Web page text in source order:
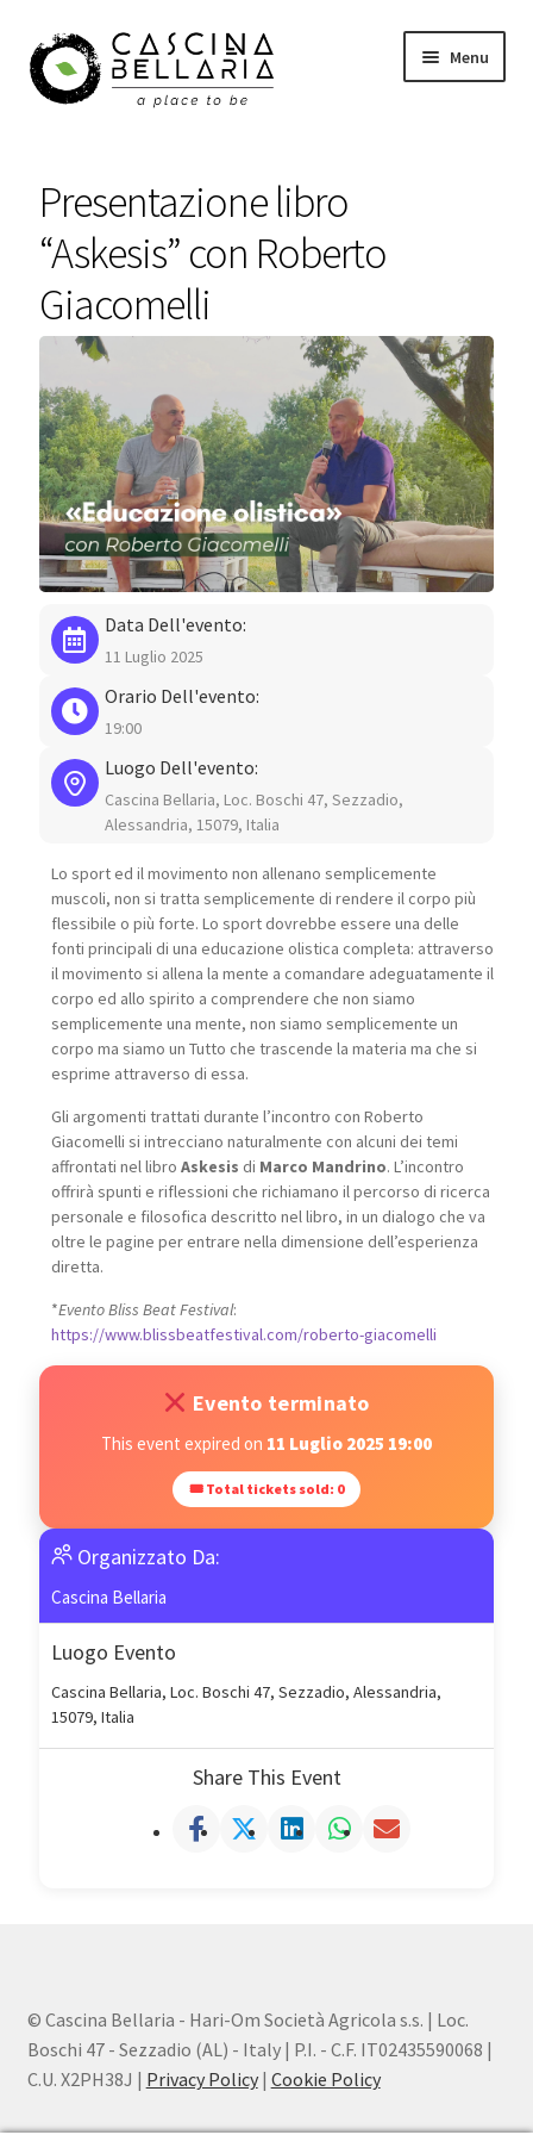
Vai
alla
navigazione
Vai
al
contenuto
Menu
Eventi
Corsi
Carrello
Il mio account
Presentazione libro
“Askesis” con Roberto
Giacomelli
Data Dell'evento:
11 Luglio 2025
Orario Dell'evento:
19:00
Luogo Dell'evento:
Cascina Bellaria, Loc. Boschi 47, Sezzadio,
Alessandria, 15079, Italia
Lo sport ed il movimento non allenano semplicemente
muscoli, non si tratta semplicemente di rendere il corpo più
flessibile o più forte. Lo sport dovrebbe essere una delle
fonti principali di una educazione olistica completa: attraverso
il movimento si allena la mente a comandare adeguatamente il
corpo ed allo spirito a comprendere che non siamo
semplicemente una mente, non siamo semplicemente un
corpo ma siamo un Tutto che trascende la materia ma che si
esprime attraverso di essa.
Gli argomenti trattati durante l’incontro con Roberto
Giacomelli si intrecciano naturalmente con alcuni dei temi
affrontati nel libro Askesis di Marco Mandrino. L’incontro
offrirà spunti e riflessioni che richiamano il percorso di ricerca
personale e filosofica descritto nel libro, in un dialogo che va
oltre le pagine per entrare nella dimensione dell’esperienza
diretta.
*Evento Bliss Beat Festival:
https://www.blissbeatfestival.com/roberto-giacomelli
Evento terminato
This event expired on 11 Luglio 2025 19:00
🎟 Total tickets sold: 0
Organizzato Da:
Cascina Bellaria
Luogo Evento
Cascina Bellaria, Loc. Boschi 47, Sezzadio, Alessandria,
15079, Italia
Share This Event
© Cascina Bellaria - Hari-Om Società Agricola s.s. | Loc.
Boschi 47 - Sezzadio (AL) - Italy | P.I. - C.F. IT02435590068 |
C.U. X2PH38J | Privacy Policy| Cookie Policy